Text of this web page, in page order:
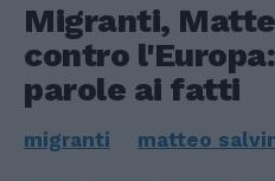
Migranti,
contro
parole ai fatti
migranti matteo